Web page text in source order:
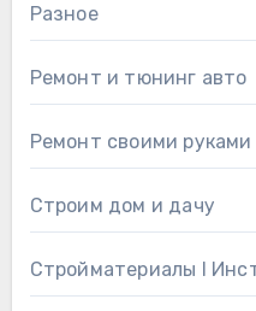
Разное
Ремонт и тюнинг авто
Ремонт своими руками
Строим дом и дачу
Стройматериалы l